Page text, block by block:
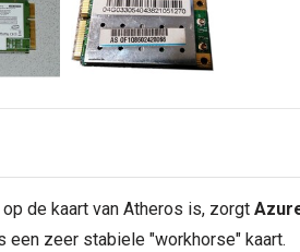
de kaart van Atheros is, zorgt
een zeer stabiele "workhorse" kaart.